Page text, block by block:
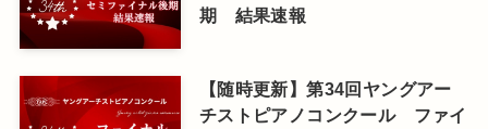
期 結果速報
【随時更新】第34回ヤングアー
チストピアノコンクール ファイ